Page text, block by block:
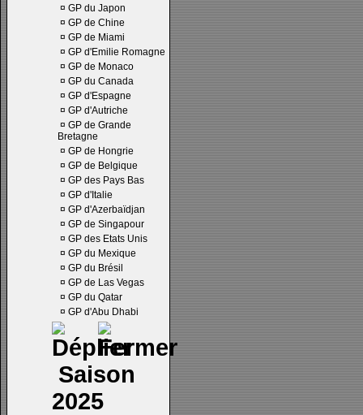
¤ GP du Japon
¤ GP de Chine
¤ GP de Miami
¤ GP d'Emilie Romagne
¤ GP de Monaco
¤ GP du Canada
¤ GP d'Espagne
¤ GP d'Autriche
¤ GP de Grande
Bretagne
¤ GP de Hongrie
¤ GP de Belgique
¤ GP des Pays Bas
¤ GP d'Italie
¤ GP d'Azerbaïdjan
¤ GP de Singapour
¤ GP des Etats Unis
¤ GP du Mexique
¤ GP du Brésil
¤ GP de Las Vegas
¤ GP du Qatar
¤ GP d'Abu Dhabi
Saison
2025